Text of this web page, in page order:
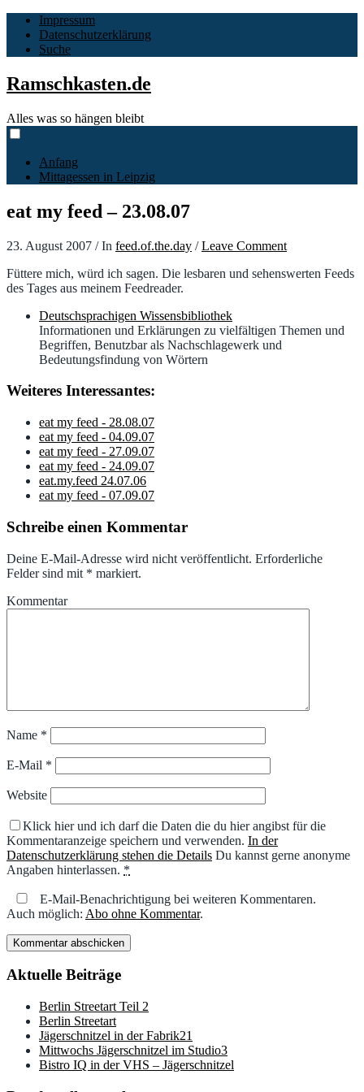
Impressum
Datenschutzerklärung
Suche
Ramschkasten.de
Alles was so hängen bleibt
Anfang
Mittagessen in Leipzig
eat my feed – 23.08.07
23. August 2007 /In feed.of.the.day /Leave Comment
Füttere mich, würd ich sagen. Die lesbaren und sehenswerten Feeds
des Tages aus meinem Feedreader.
Deutschsprachigen Wissensbibliothek
Informationen und Erklärungen zu vielfältigen Themen und
Begriffen, Benutzbar als Nachschlagewerk und
Bedeutungsfindung von Wörtern
Weiteres Interessantes:
eat my feed - 28.08.07
eat my feed - 04.09.07
eat my feed - 27.09.07
eat my feed - 24.09.07
eat.my.feed 24.07.06
eat my feed - 07.09.07
Schreibe einen Kommentar
Deine E-Mail-Adresse wird nicht veröffentlicht. Erforderliche
Felder sind mit * markiert.
Kommentar
Name *
E-Mail *
Website
Klick hier und ich darf die Daten die du hier angibst für die
Kommentaranzeige speichern und verwenden. In der
Datenschutzerklärung stehen die Details Du kannst gerne anonyme
Angaben hinterlassen. *
E-Mail-Benachrichtigung bei weiteren Kommentaren.
Auch möglich: Abo ohne Kommentar.
Aktuelle Beiträge
Berlin Streetart Teil 2
Berlin Streetart
Jägerschnitzel in der Fabrik21
Mittwochs Jägerschnitzel im Studio3
Bistro IQ in der VHS – Jägerschnitzel